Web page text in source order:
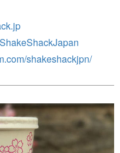
shakeshackjpn/